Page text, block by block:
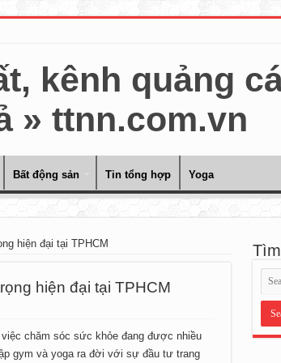
Bất động sản Tin tổng hợp Yoga
hiện đại tại TPHCM
hiện đại tại TPHCM
chăm sóc sức khỏe đang được nhiều
gym và yoga ra đời với sự đầu tư trang